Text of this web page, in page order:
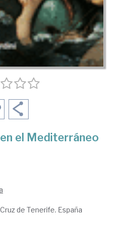
el Mediterráneo
de Tenerife. España